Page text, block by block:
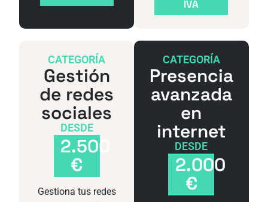
IVA
CATEGORÍA
Presencia
avanzada
en
internet
DESDE
2.000
€
CATEGORÍA
Gestión
de redes
sociales
DESDE
2.500
€
Gestiona tus redes